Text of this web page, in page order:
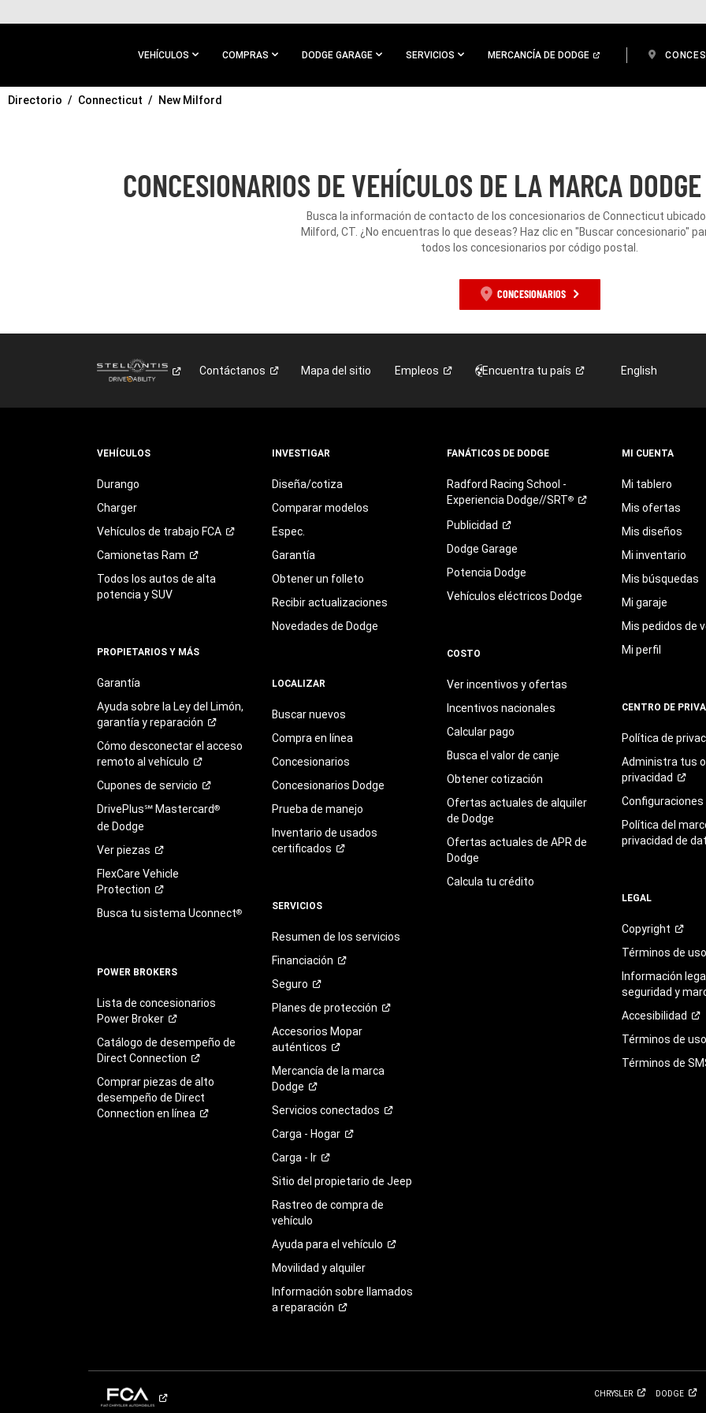
CONTENIDO
VEHÍCULOS COMPRAS DODGE GARAGE SERVICIOS MERCANCÍA DE DODGE
IR A
Directorio Connecticut New Milford
CONCESIONARIOS DE VEHÍCULOS DE LA MARCA
Busca la información de contacto de los concesionarios de Connecticut
Milford, CT. ¿No encuentras lo que deseas? Haz clic en "Buscar concesionario"
todos los concesionarios por código postal.
CONCESIONARIOS
Contáctanos Mapa del sitio Empleos Encuentra tu país English
VEHÍCULOS
Durango
Charger
Vehículos de trabajo FCA
Camionetas Ram
Todos los autos de alta
potencia y SUV
PROPIETARIOS Y MÁS
Garantía
Ayuda sobre la Ley del Limón,
garantía yreparación
Cómo desconectar el acceso
remoto al vehículo
Cupones de servicio
DrivePlus℠ Mastercard®
de Dodge
Verpiezas
FlexCare Vehicle
Protection
Busca tu sistema Uconnect®
POWER BROKERS
Lista de concesionarios
Power Broker
Catálogo de desempeño de
Direct Connection
Comprar piezas de alto
desempeño de Direct
Connection en línea
INVESTIGAR
Diseña/cotiza
Comparar modelos
Espec.
Garantía
Obtener un folleto
Recibir actualizaciones
Novedades de Dodge
LOCALIZAR
Buscar nuevos
Compra en línea
Concesionarios
Concesionarios Dodge
Prueba de manejo
Inventario de usados
certificados
SERVICIOS
Resumen de los servicios
Financiación
Seguro
Planes de protección
Accesorios Mopar
auténticos
Mercancía de la marca
Dodge
Servicios conectados
Carga - Hogar
Carga - Ir
Sitio del propietario de Jeep
Rastreo de compra de
vehículo
Ayuda para el vehículo
Movilidad y alquiler
Información sobre llamados
a reparación
FANÁTICOS DE DODGE
Radford Racing School -
Experiencia Dodge//SRT®
Publicidad
Dodge Garage
Potencia Dodge
Vehículos eléctricos Dodge
COSTO
Ver incentivos y ofertas
Incentivos nacionales
Calcular pago
Busca el valor de canje
Obtener cotización
Ofertas actuales de alquiler
de Dodge
Ofertas actuales de APR de
Dodge
Calcula tu crédito
MI CUENTA
Mi tablero
Mis ofertas
Mis diseños
Mi inventario
Mis búsquedas
Mi garaje
Mis pedidos de
Mi perfil
CENTRO DE
Política de
Administra tus
privacidad
Configuraciones
Política del
privacidad de
LEGAL
Copyright
Términos deuso
Información
seguridad y
Accesibilidad
Términos de
Términos de
CHRYSLER DODGE